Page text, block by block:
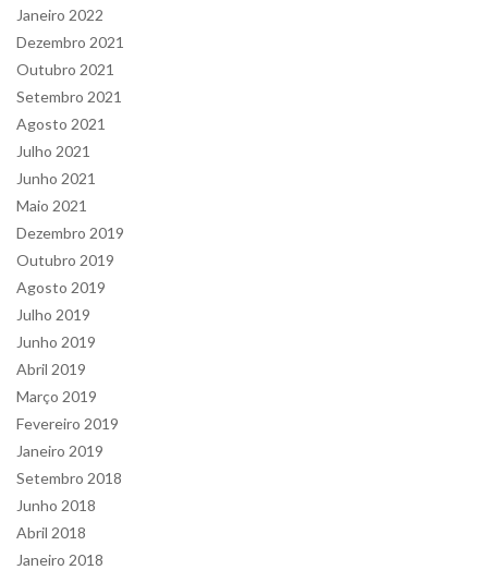
Janeiro 2022
Dezembro 2021
Outubro 2021
Setembro 2021
Agosto 2021
Julho 2021
Junho 2021
Maio 2021
Dezembro 2019
Outubro 2019
Agosto 2019
Julho 2019
Junho 2019
Abril 2019
Março 2019
Fevereiro 2019
Janeiro 2019
Setembro 2018
Junho 2018
Abril 2018
Janeiro 2018